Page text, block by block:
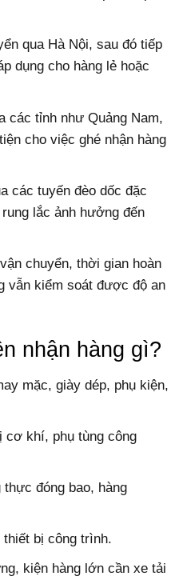
qua Hà Nội, sau đó tiếp
dụng cho hàng lẻ hoặc
các tỉnh như Quảng Nam,
cho việc ghé nhận hàng
các tuyến đèo dốc đặc
lắc ảnh hưởng đến
chuyển, thời gian hoàn
vẫn kiểm soát được độ an
nhận hàng gì?
mặc, giày dép, phụ kiện,
cơ khí, phụ tùng công
đóng bao, hàng
bị công trình.
kiện hàng lớn cần xe tải